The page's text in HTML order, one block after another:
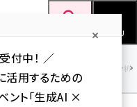
MENU
アクセス解析／データ分析
付中！ ／
活用するための
ント「生成AI ×